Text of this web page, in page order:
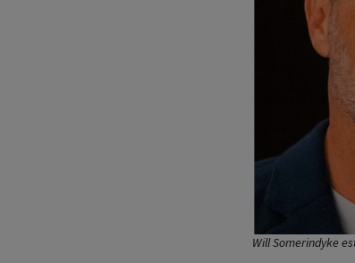
Will Somerindyke